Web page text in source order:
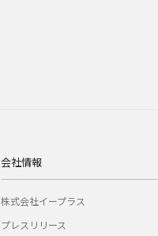
会社情報
株式会社イープラス
プレスリリース